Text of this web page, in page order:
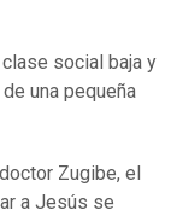
social baja y
una pequeña
Zugibe, el
a Jesús se